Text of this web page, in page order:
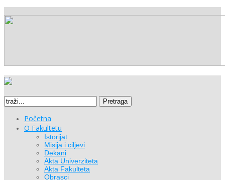
Pretraga
Početna
O Fakultetu
Istorijat
Misija i ciljevi
Dekani
Akta Univerziteta
Akta Fakulteta
Obrasci